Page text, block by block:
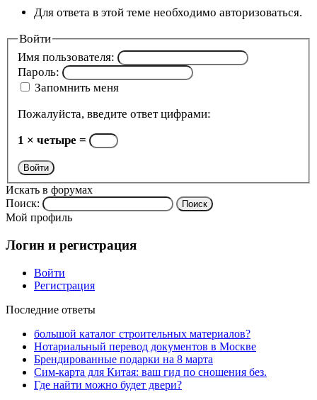
Для ответа в этой теме необходимо авторизоваться.
Войти
Имя пользователя:
Пароль:
Запомнить меня
Пожалуйста, введите ответ цифрами:
1 × четыре =
Войти
Искать в форумах
Поиск:
Мой профиль
Логин и регистрация
Войти
Регистрация
Последние ответы
большой каталог строительных материалов?
Нотариальный перевод документов в Москве
Брендированные подарки на 8 марта
Сим-карта для Китая: ваш гид по сношения без.
Где найти можно будет двери?